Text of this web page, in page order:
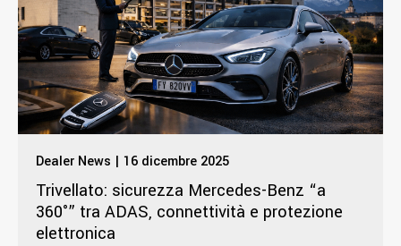
Dealer News | 16 dicembre 2025
Trivellato: sicurezza Mercedes-Benz “a
360°” tra ADAS, connettività e protezione
elettronica